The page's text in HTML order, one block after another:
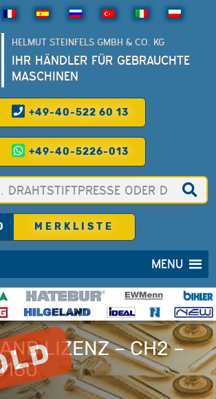
HELMUT STEINFELS GMBH & CO. KG
IHR HÄNDLER FÜR GEBRAUCHTE
MASCHINEN
+49-40-522 60 13
+49-40-5226-013
MERKLISTE
MENU
LIZENZ – CH2 –